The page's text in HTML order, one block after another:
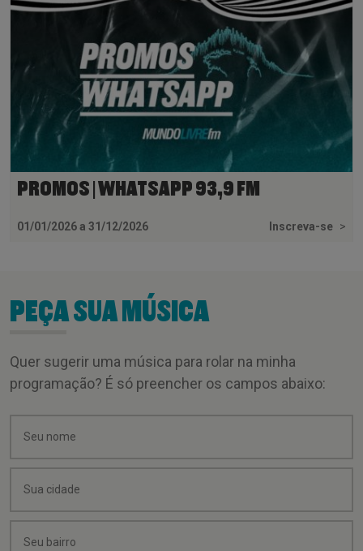
PROMOS | WHATSAPP 93,9 FM
01/01/2026 a 31/12/2026 Inscreva-se >
PEÇA SUA MÚSICA
Quer sugerir uma música para rolar na minha
programação? É só preencher os campos abaixo: